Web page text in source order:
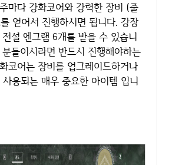
마다 강화코어와 강력한 장비 (줄
얻어서 진행하시면 됩니다. 강장
설 엔그램 6개를 받을 수 있습니
들이시라면 반드시 진행해야하는
코어는 장비를 업그레이드하거나
용되는 매우 중요한 아이템 입니